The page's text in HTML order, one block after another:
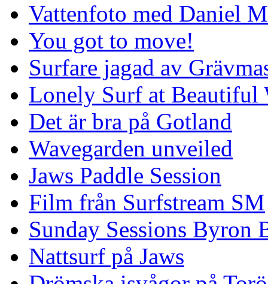
Vattenfoto med Daniel
You got to move!
Surfare jagad av
Lonely Surf at Beautiful
Det är bra på Gotland
Wavegarden unveiled
Jaws Paddle Session
Film från Surfstream SM
Sunday Sessions Byron
Nattsurf på Jaws